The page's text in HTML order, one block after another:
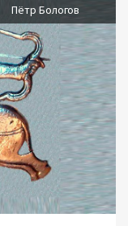
Пётр Бологов